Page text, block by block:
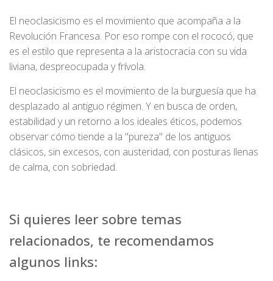
El neoclasicismo es el movimiento que acompaña a la
Revolución Francesa. Por eso rompe con el rococó, que
es el estilo que representa a la aristocracia con su vida
liviana, despreocupada y frívola.
El neoclasicismo es el movimiento de la burguesía que ha
desplazado al antiguo régimen. Y en busca de orden,
estabilidad y un retorno a los ideales éticos, podemos
observar cómo tiende a la "pureza" de los antiguos
clásicos, sin excesos, con austeridad, con posturas llenas
de calma, con sobriedad.
Si quieres leer sobre temas
relacionados, te recomendamos
algunos links: